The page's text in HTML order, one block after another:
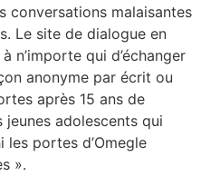
conversations malaisantes
Le site de dialogue en
n’importe qui d’échanger
anonyme par écrit ou
après 15 ans de
jeunes adolescents qui
portes d’Omegle
».